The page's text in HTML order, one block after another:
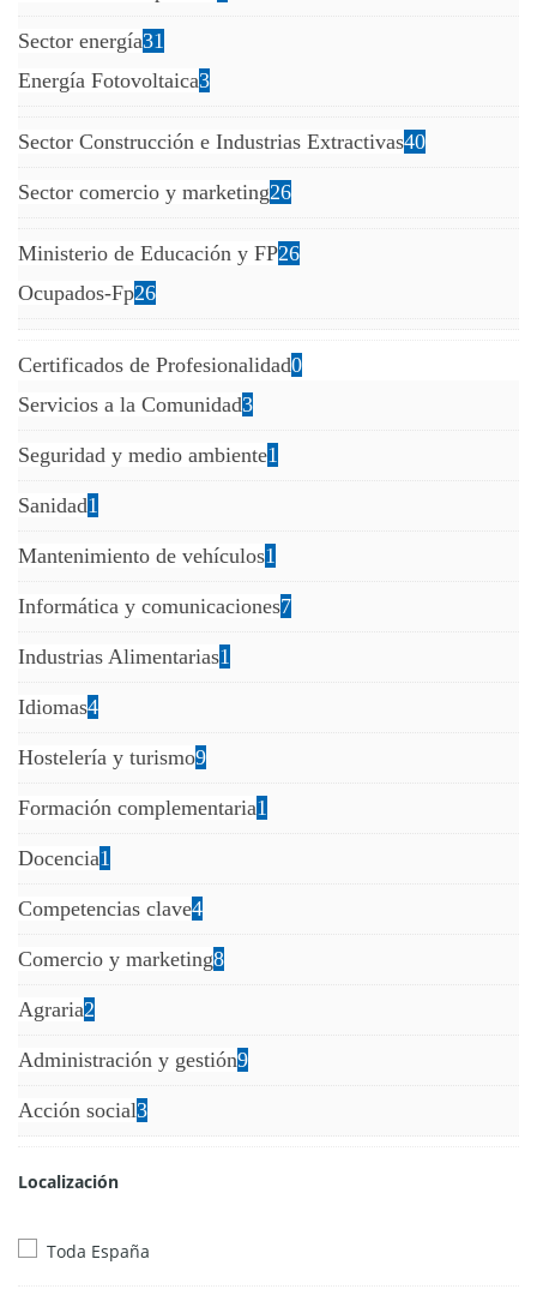
Sector energía31
Energía Fotovoltaica3
Sector Construcción e Industrias Extractivas40
Sector comercio y marketing26
Ministerio de Educación y FP26
Ocupados-Fp26
Certificados de Profesionalidad0
Servicios a la Comunidad3
Seguridad y medio ambiente1
Sanidad1
Mantenimiento de vehículos1
Informática y comunicaciones7
Industrias Alimentarias1
Idiomas4
Hostelería y turismo9
Formación complementaria1
Docencia1
Competencias clave4
Comercio y marketing8
Agraria2
Administración y gestión9
Acción social3
Localización
Toda España